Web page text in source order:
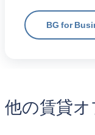
BG for
他の賃貸